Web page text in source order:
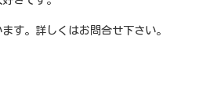
す。詳しくはお問合せ下さい。